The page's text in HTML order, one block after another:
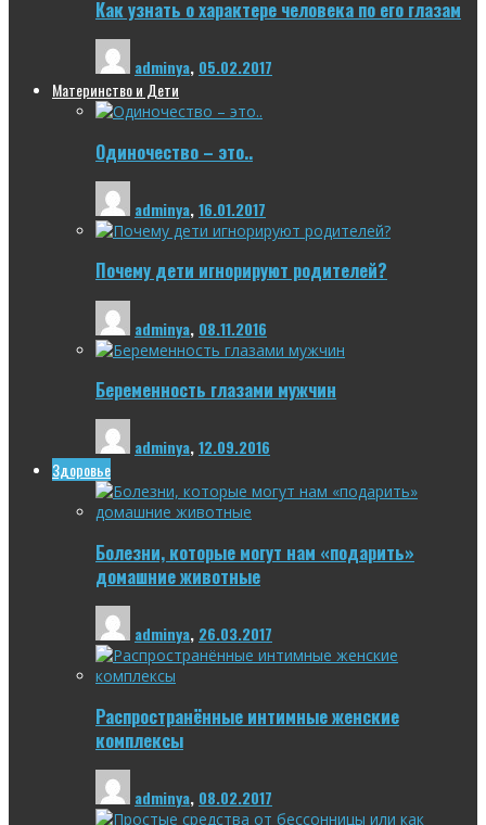
Как узнать о характере человека по его глазам
adminya, 05.02.2017
Материнство и Дети
Одиночество – это..
adminya,16.01.2017
Почему дети игнорируют родителей?
adminya, 08.11.2016
Беременность глазами мужчин
adminya,12.09.2016
Здоровье
Болезни, которые могут нам «подарить»
домашние животные
adminya, 26.03.2017
Распространённые интимные женские
комплексы
adminya, 08.02.2017